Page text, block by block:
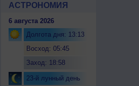
АСТРОНОМИЯ
6 августа 2026
Долгота дня: 13:13
Восход: 05:45
Заход: 18:58
23-й лунный день